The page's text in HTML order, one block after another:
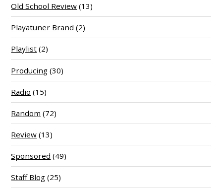
Old School Review (13)
Playatuner Brand (2)
Playlist (2)
Producing (30)
Radio (15)
Random (72)
Review (13)
Sponsored (49)
Staff Blog (25)